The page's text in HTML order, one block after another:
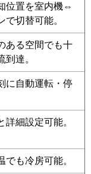
PCZ-
ERMP63SKLR
RPC-
RPC-
GP63RSHJ4
位置を室内機⇔
で切替可能。
ある空間でも十
到達。
に自動運転・停
詳細設定可能。
でも冷房可能。